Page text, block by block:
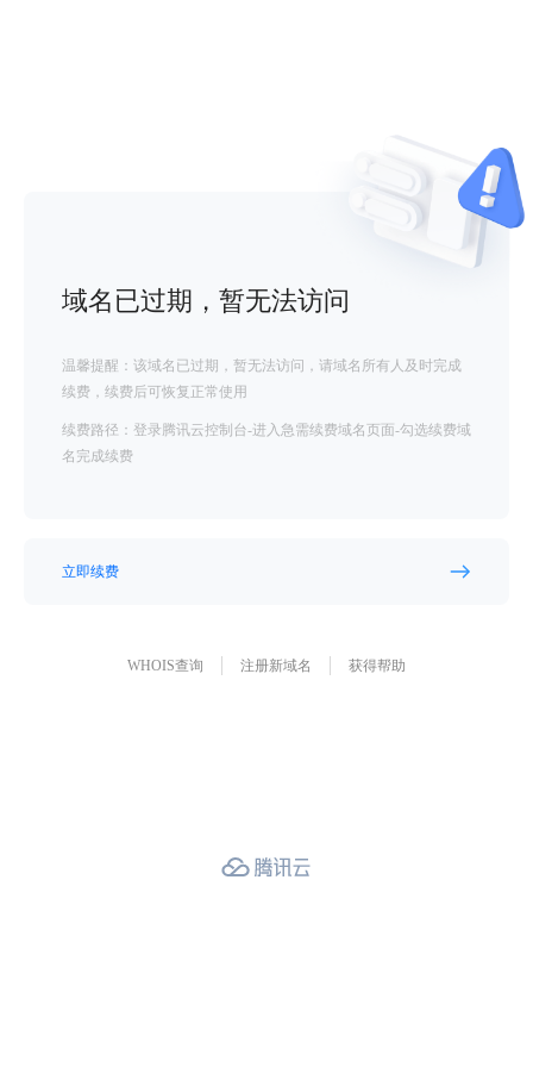
域名已过期，暂无法访问
温馨提醒：该域名已过期，暂无法访问，请域名所有人及时完成
续费，续费后可恢复正常使用
续费路径：登录腾讯云控制台-进入急需续费域名页面-勾选续费域
名完成续费
立即续费
WHOIS查询 注册新域名 获得帮助